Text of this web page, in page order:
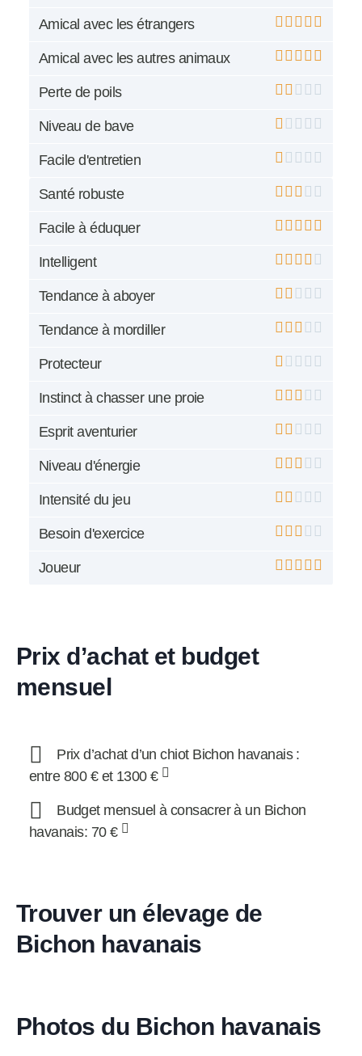
Amical avec les étrangers
Amical avec les autres animaux
Perte de poils
Niveau de bave
Facile d'entretien
Santé robuste
Facile à éduquer
Intelligent
Tendance à aboyer
Tendance à mordiller
Protecteur
Instinct à chasser une proie
Esprit aventurier
Niveau d'énergie
Intensité du jeu
Besoin d'exercice
Joueur
Prix d’achat et budget
mensuel
Prix d’achat d’un chiot Bichon havanais :
entre 800 € et 1300 €
Budget mensuel à consacrer à un Bichon
havanais: 70 €
Trouver un élevage de
Bichon havanais
Photos du Bichon havanais